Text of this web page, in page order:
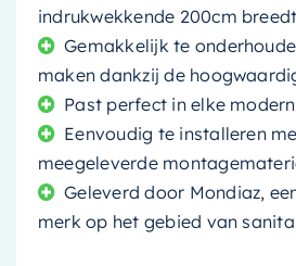
indrukwekkende 200cm
Gemakkelijk te
maken dankzij de
Past perfect in elke
Eenvoudig te installeren
meegeleverde
Geleverd door Mondiaz,
merk op het gebied van